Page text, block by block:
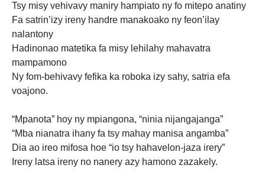
Tsy misy vehivavy maniry hampiato ny fo mitepo anatiny
Fa satrin’izy ireny handre manakoako ny feon’ilay
nalantony
Hadinonao matetika fa misy lehilahy mahavatra
mampamono
Ny fom-behivavy fefika ka roboka izy sahy, satria efa
voajono.
“Mpanota” hoy ny mpiangona, “ninia nijangajanga”
“Mba nianatra ihany fa tsy mahay manisa angamba”
Dia ao ireo mifosa hoe “io tsy hahavelon-jaza irery”
Ireny latsa ireny no nanery azy hamono zazakely.